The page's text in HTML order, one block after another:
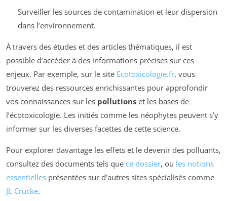
Surveiller les sources de contamination et leur dispersion
dans l’environnement.
À travers des études et des articles thématiques, il est
possible d’accéder à des informations précises sur ces
enjeux. Par exemple, sur le site Ecotoxicologie.fr, vous
trouverez des ressources enrichissantes pour approfondir
vos connaissances sur les pollutions et les bases de
l’écotoxicologie. Les initiés comme les néophytes peuvent s’y
informer sur les diverses facettes de cette science.
Pour explorer davantage les effets et le devenir des polluants,
consultez des documents tels que ce dossier, ou les notions
essentielles présentées sur d’autres sites spécialisés comme
JL Crucke.